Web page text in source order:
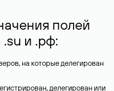
полей
и .рф:
на которые делегирован
делегирован или